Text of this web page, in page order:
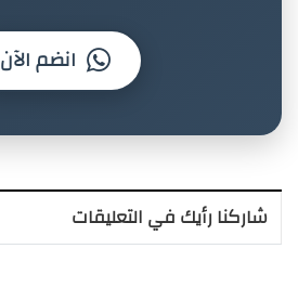
انضم الآن
شاركنا رأيك في التعليقات